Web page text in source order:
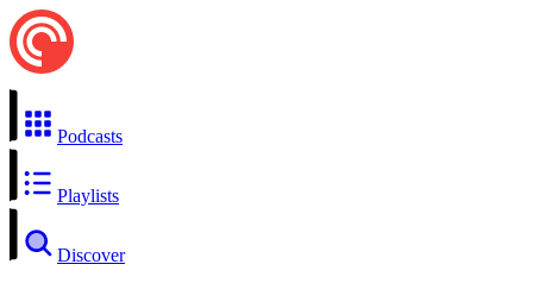
Podcasts
Playlists
Discover